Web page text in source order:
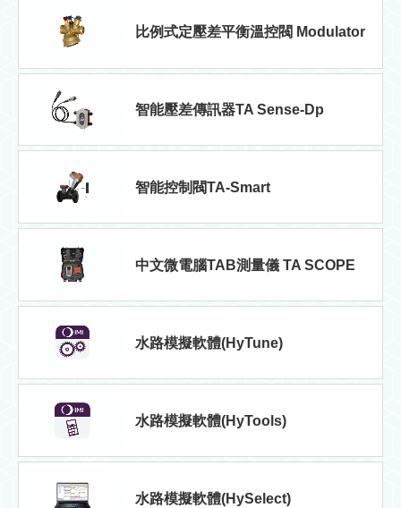
比例式定壓差平衡溫控閥 Modulator
智能壓差傳訊器TA Sense-Dp
智能控制閥TA-Smart
中文微電腦TAB測量儀 TA SCOPE
水路模擬軟體(HyTune)
水路模擬軟體(HyTools)
水路模擬軟體(HySelect)